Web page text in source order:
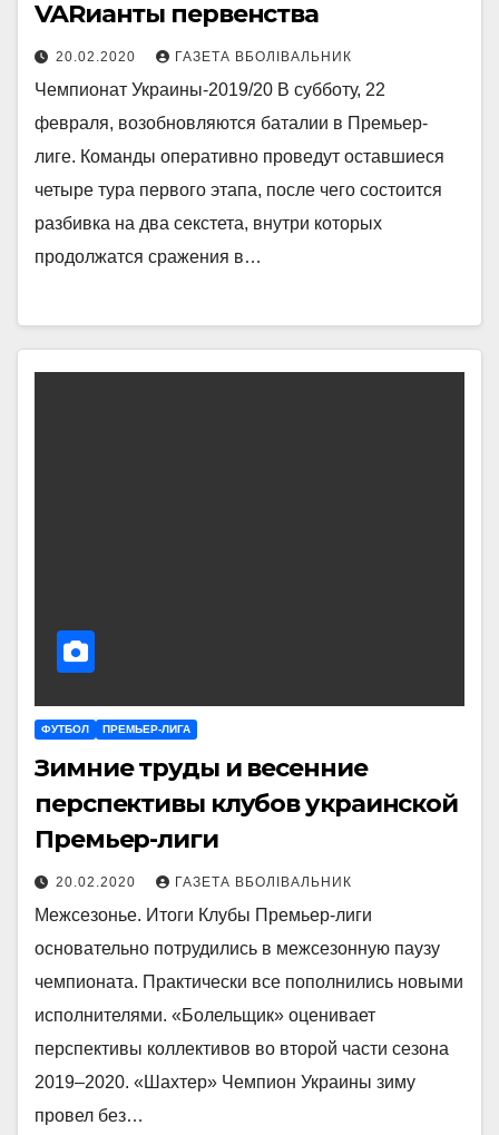
VARианты первенства
20.02.2020 ГАЗЕТА ВБОЛІВАЛЬНИК
Чемпионат Украины-2019/20 В субботу, 22
февраля, возобновляются баталии в Премьер-
лиге. Команды оперативно проведут оставшиеся
четыре тура первого этапа, после чего состоится
разбивка на два секстета, внутри которых
продолжатся сражения в…
ФУТБОЛ ПРЕМЬЕР-ЛИГА
Зимние труды и весенние
перспективы клубов украинской
Премьер-лиги
20.02.2020 ГАЗЕТА ВБОЛІВАЛЬНИК
Межсезонье. Итоги Клубы Премьер-лиги
основательно потрудились в межсезонную паузу
чемпионата. Практически все пополнились новыми
исполнителями. «Болельщик» оценивает
перспективы коллективов во второй части сезона
2019–2020. «Шахтер» Чемпион Украины зиму
провел без…